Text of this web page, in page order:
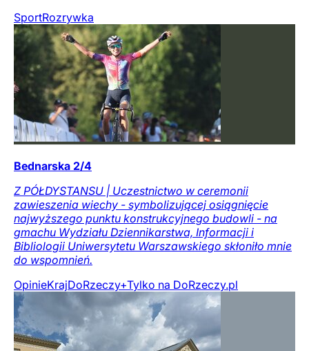
SportRozrywka
Bednarska 2/4
Z PÓŁDYSTANSU | Uczestnictwo w ceremonii
zawieszenia wiechy - symbolizującej osiągnięcie
najwyższego punktu konstrukcyjnego budowli - na
gmachu Wydziału Dziennikarstwa, Informacji i
Bibliologii Uniwersytetu Warszawskiego skłoniło mnie
do wspomnień.
OpinieKrajDoRzeczy+Tylko na DoRzeczy.pl